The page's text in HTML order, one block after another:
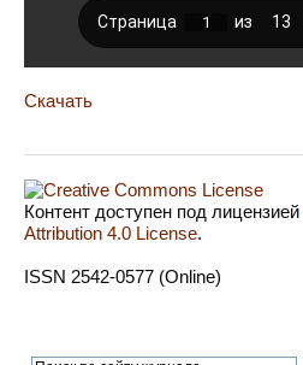
Скачать
Контент доступен под лицензией
Attribution 4.0 License.
ISSN 2542-0577 (Online)